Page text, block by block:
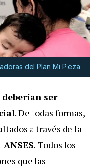
del Plan Mi Pieza
ser
. De todas formas,
a través de la
ANSES. Todos los
que las